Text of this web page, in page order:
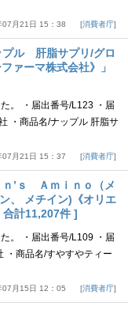
07月21日 15：38 消費者庁
プル 肝脂サプリ/グロ
ァーマ株式会社》」
。 ・届出番号/L123 ・届
・商品名/ナップル 肝脂サ
07月21日 15：37 消費者庁
’ｓ Ａｍｉｎｏ（メ
、 メチイン)《オリエ
合計11,207件 ]
。 ・届出番号/L109 ・届
・商品名/すやすやティー
07月15日 12：05 消費者庁